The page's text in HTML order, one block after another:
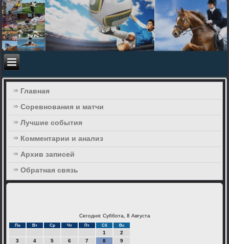
Главная
Соревнования и матчи
Лучшие события
Комментарии и анализ
Архив записей
Обратная связь
Сегодня: Суббота, 8 Августа
Пн Вт Ср Чт Пт Сб Вс
1
2
3
4 5 6 7 8
9